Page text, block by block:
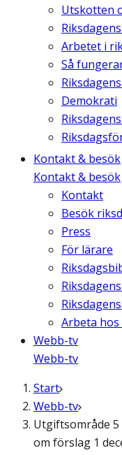
Utskotten
Arbetet i
Så
Demokrati
Kontakt & besök
Kontakt & besök
Kontakt
Besök
Press
För lärare
Arbeta hos
Webb-tv
Webb-tv
Start
Webb-tv
Utgiftsområde
om förslag 1